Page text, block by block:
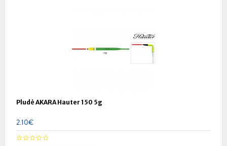
Pludė AKARA Hauter 150 5g
2.10€